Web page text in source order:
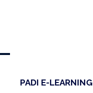
PADI E-LEARNING